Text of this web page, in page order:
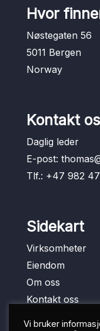
Hvor
Nøstegaten 56
5011 Bergen
Norway
Kontakt
Daglig leder
E-post:
Tlf.: +47 982
Sidekart
Virksomheter
Eiendom
Om oss
Kontakt oss
Vi bruker